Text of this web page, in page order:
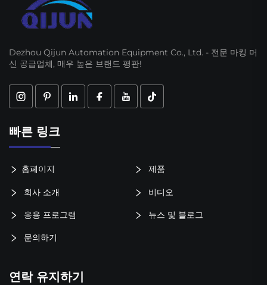
Dezhou Qijun Automation Equipment Co., Ltd. - 전문 마킹 머
신 공급업체, 매우 높은 브랜드 평판!
빠른 링크
홈페이지 제품
회사 소개 비디오
응용 프로그램 뉴스 및 블로그
문의하기
연락 유지하기